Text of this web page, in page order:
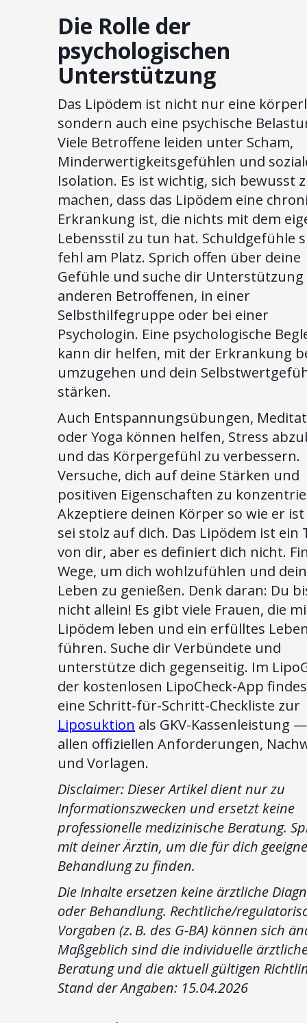
Die Rolle der
psychologischen
Unterstützung
Das Lipödem ist nicht nur eine
sondern auch eine psychische
Viele Betroffene leiden unter Scham,
Minderwertigkeitsgefühlen und
Isolation. Es ist wichtig, sich bewusst
machen, dass das Lipödem eine
Erkrankung ist, die nichts mit dem
Lebensstil zu tun hat. Schuldgefühle
fehl am Platz. Sprich offen über deine
Gefühle und suche dir Unterstützung
anderen Betroffenen, in einer
Selbsthilfegruppe oder bei einer
Psychologin. Eine psychologische
kann dir helfen, mit der Erkrankung
umzugehen und dein
stärken.
Auch Entspannungsübungen,
oder Yoga können helfen, Stress
und das Körpergefühl zu verbessern.
Versuche, dich auf deine Stärken und
positiven Eigenschaften zu
Akzeptiere deinen Körper so wie er
sei stolz auf dich. Das Lipödem ist ein
von dir, aber es definiert dich nicht.
Wege, um dich wohlzufühlen und dein
Leben zu genießen. Denk daran: Du
nicht allein! Es gibt viele Frauen, die
Lipödem leben und ein erfülltes
führen. Suche dir Verbündete und
unterstütze dich gegenseitig. Im
der kostenlosen LipoCheck-App
eine Schritt-für-Schritt-Checkliste zur
Liposuktion als GKV-Kassenleistung
allen offiziellen Anforderungen,
und Vorlagen.
Disclaimer: Dieser Artikel dient nur zu
Informationszwecken und ersetzt keine
professionelle medizinische Beratung.
mit deiner Ärztin, um die für dich
Behandlung zu finden.
Die Inhalte ersetzen keine ärztliche
oder Behandlung. Rechtliche/
Vorgaben (z. B. des G-BA) können sich
Maßgeblich sind die individuelle
Beratung und die aktuell gültigen
Stand der Angaben: 15.04.2026